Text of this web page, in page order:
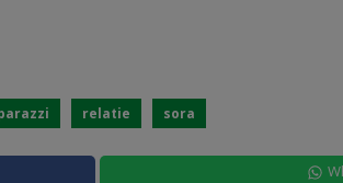
relatie sora